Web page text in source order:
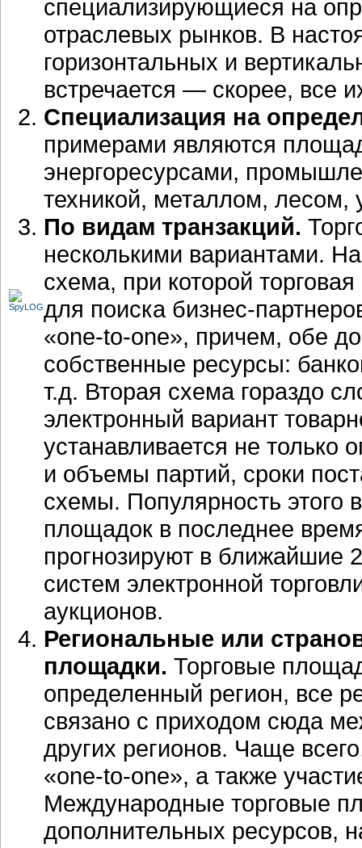
специализирующиеся на
отраслевых рынков. В
горизонтальных и
встречается — скорее, все
Специализация на
примерами являются
энергоресурсами,
техникой, металлом, лесом,
По видам транзакций.
несколькими вариантами.
схема, при которой
для поиска бизнес-
«one-to-one», причем, обе
собственные ресурсы:
т.д. Вторая схема гораздо
электронный вариант
устанавливается не только
и объемы партий, сроки
схемы. Популярность этого
площадок в последнее
прогнозируют в ближайшие
систем электронной
аукционов.
Региональные или
площадки. Торговые
определенный регион, все
связано с приходом сюда
других регионов. Чаще
«one-to-one», а также
Международные торговые
дополнительных ресурсов,